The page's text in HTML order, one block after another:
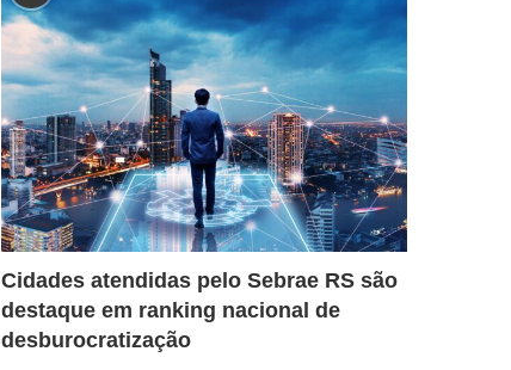
Cidades atendidas pelo Sebrae RS são
destaque em ranking nacional de
desburocratização